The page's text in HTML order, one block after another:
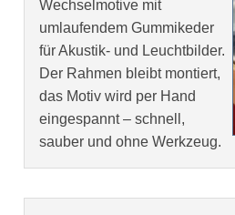
Wechselmotive mit
umlaufendem Gummikeder
für Akustik- und Leuchtbilder.
Der Rahmen bleibt montiert,
das Motiv wird per Hand
eingespannt – schnell,
sauber und ohne Werkzeug.